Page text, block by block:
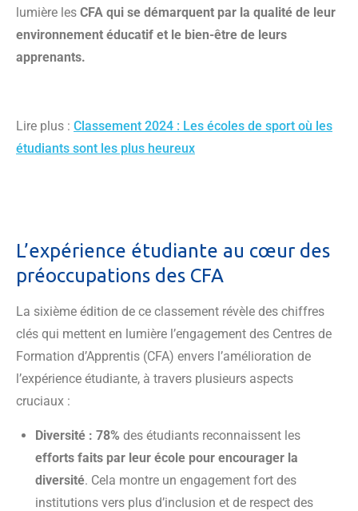
lumière les CFA qui se démarquent par la qualité de leur
environnement éducatif et le bien-être de leurs
apprenants.
Lire plus : Classement 2024 : Les écoles de sport où les
étudiants sont les plus heureux
L’expérience étudiante au cœur des
préoccupations des CFA
La sixième édition de ce classement révèle des chiffres
clés qui mettent en lumière l’engagement des Centres de
Formation d’Apprentis (CFA) envers l’amélioration de
l’expérience étudiante, à travers plusieurs aspects
cruciaux :
Diversité : 78% des étudiants reconnaissent les
efforts faits par leur école pour encourager la
diversité. Cela montre un engagement fort des
institutions vers plus d’inclusion et de respect des